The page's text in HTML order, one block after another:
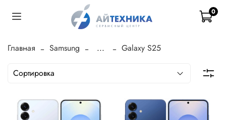
0
Главная Samsung ... Galaxy S25